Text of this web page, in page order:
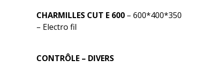
CHARMILLES CUT E 600 – 600*400*350
– Electro fil
CONTRÔLE – DIVERS